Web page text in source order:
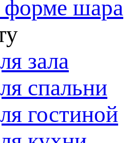
форме шара
зала
спальни
гостиной